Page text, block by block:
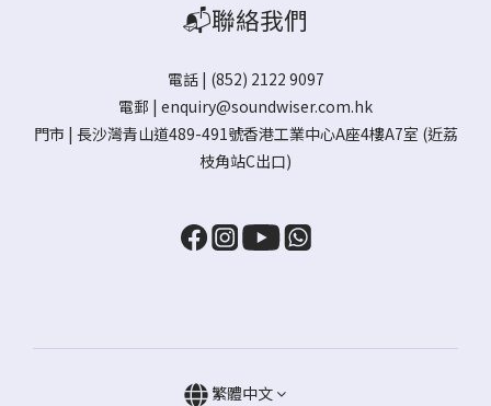
📬聯絡我們
電話 | (852) 2122 9097
電郵 | enquiry@soundwiser.com.hk
門市 | 長沙灣青山道489-491號香港工業中心A座4樓A7室 (近荔
枝角站C出口)